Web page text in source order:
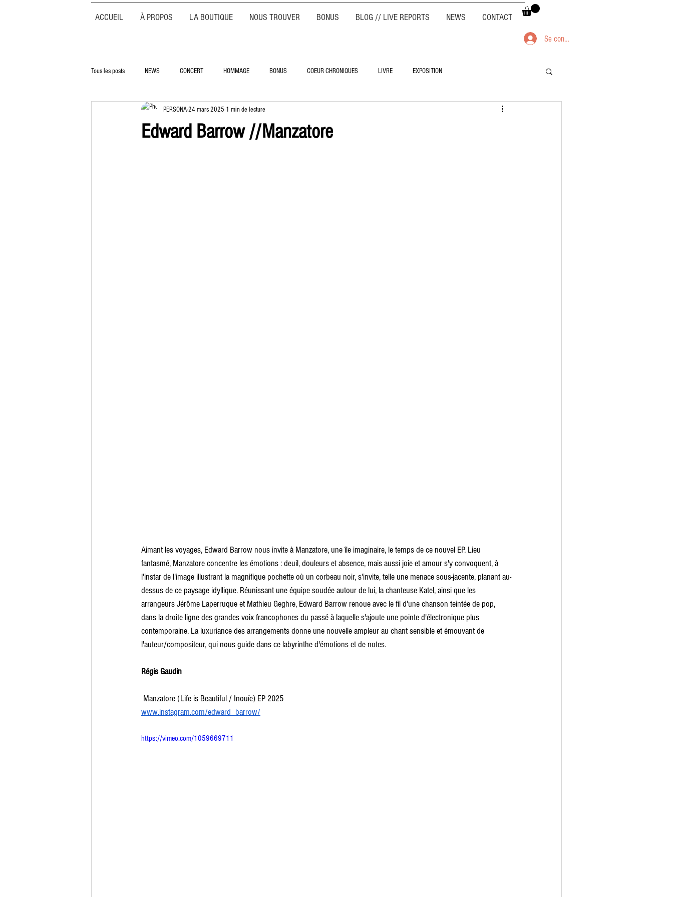
ACCUEIL À PROPOS LA BOUTIQUE NOUS TROUVER BONUS BLOG // LIVE REPORTS NEWS CONTACT
Se connecter
Tous les posts NEWS CONCERT HOMMAGE BONUS COEUR CHRONIQUES LIVRE EXPOSITION
Edward Barrow //Manzatore
PERSONA24 mars 2025 1 min de lecture
Aimant les voyages, Edward Barrow nous invite à Manzatore, une île imaginaire, le temps de ce nouvel EP. Lieu
fantasmé, Manzatore concentre les émotions : deuil, douleurs et absence, mais aussi joie et amour s'y convoquent, à
l'instar de l'image illustrant la magnifique pochette où un corbeau noir, s'invite, telle une menace sous-jacente, planant au-
dessus de ce paysage idyllique. Réunissant une équipe soudée autour de lui, la chanteuse Katel, ainsi que les
arrangeurs Jérôme Laperruque et Mathieu Geghre, Edward Barrow renoue avec le fil d'une chanson teintée de pop,
dans la droite ligne des grandes voix francophones du passé à laquelle s'ajoute une pointe d'électronique plus
contemporaine. La luxuriance des arrangements donne une nouvelle ampleur au chant sensible et émouvant de
l'auteur/compositeur, qui nous guide dans ce labyrinthe d'émotions et de notes.
Régis Gaudin
Manzatore (Life is Beautiful / Inouïe) EP 2025
www.instagram.com/edward_barrow/
https://vimeo.com/1059669711